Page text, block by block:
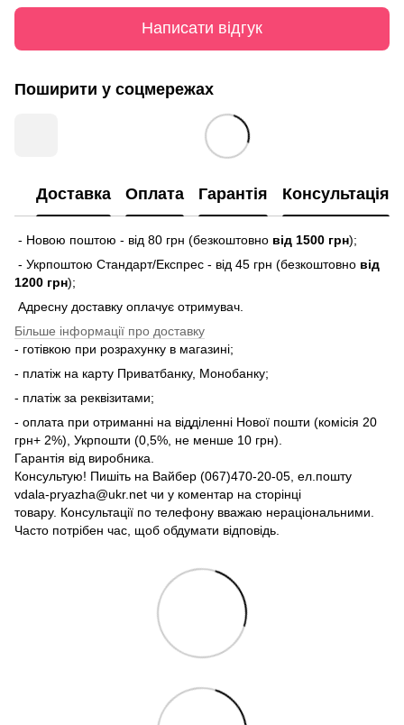
Написати відгук
Поширити у соцмережах
Доставка Оплата Гарантія Консультація
- Новою поштою - від 80 грн (безкоштовно від 1500 грн);
- Укрпоштою Стандарт/Експрес - від 45 грн (безкоштовно від
1200 грн);
Адресну доставку оплачує отримувач.
Більше інформації про доставку
- готівкою при розрахунку в магазині;
- платіж на карту Приватбанку, Монобанку;
- платіж за реквізитами;
- оплата при отриманні на відділенні Нової пошти (комісія 20
грн+ 2%), Укрпошти (0,5%, не менше 10 грн).
Гарантія від виробника.
Консультую! Пишіть на Вайбер (067)470-20-05, ел.пошту
vdala-pryazha@ukr.net чи у коментар на сторінці
товару. Консультації по телефону вважаю нераціональними.
Часто потрібен час, щоб обдумати відповідь.